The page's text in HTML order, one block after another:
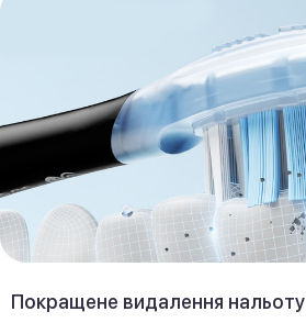
Покращене видалення нальоту